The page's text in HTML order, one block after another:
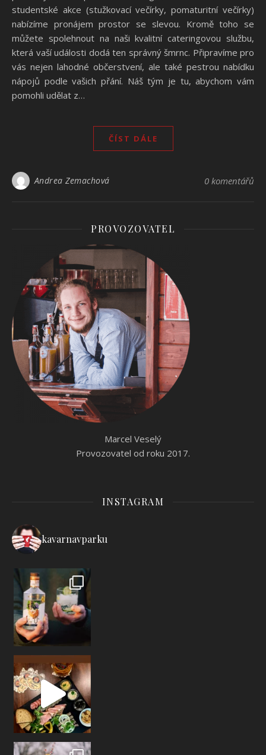
studentské akce (stužkovací večírky, pomaturitní večírky)
nabízíme pronájem prostor se slevou. Kromě toho se
můžete spolehnout na naši kvalitní cateringovou službu,
která vaší události dodá ten správný šmrnc. Připravíme pro
vás nejen lahodné občerstvení, ale také pestrou nabídku
nápojů podle vašich přání. Náš tým je tu, abychom vám
pomohli udělat z…
ČÍST DÁLE
Andrea Zemachová 0 komentářů
PROVOZOVATEL
Marcel Veselý
Provozovatel od roku 2017.
INSTAGRAM
kavarnavparku